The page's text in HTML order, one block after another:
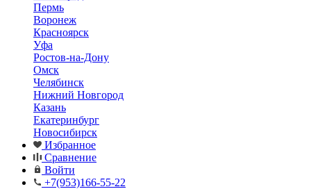
Пермь
Воронеж
Красноярск
Уфа
Ростов-на-Дону
Омск
Челябинск
Нижний Новгород
Казань
Екатеринбург
Новосибирск
Избранное
Сравнение
Войти
+7(953)166-55-22